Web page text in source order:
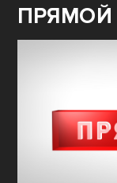
ПРЯМОЙ